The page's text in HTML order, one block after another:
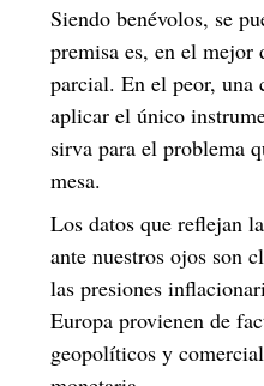
Siendo benévolos, se
premisa es, en el mejor
parcial. En el peor, una
aplicar el único
sirva para el problema
mesa.
Los datos que reflejan
ante nuestros ojos son
las presiones
Europa provienen de
geopolíticos y